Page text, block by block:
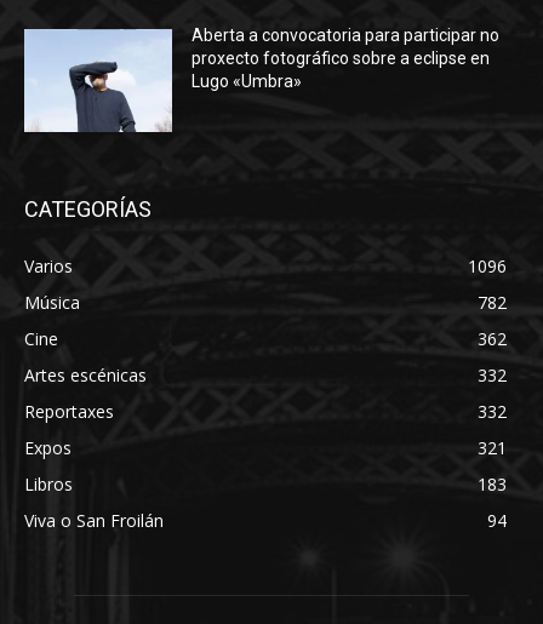
Aberta a convocatoria para participar no
proxecto fotográfico sobre a eclipse en
Lugo «Umbra»
CATEGORÍAS
Varios
1096
Música
782
Cine
362
Artes escénicas
332
Reportaxes
332
Expos
321
Libros
183
Viva o San Froilán
94